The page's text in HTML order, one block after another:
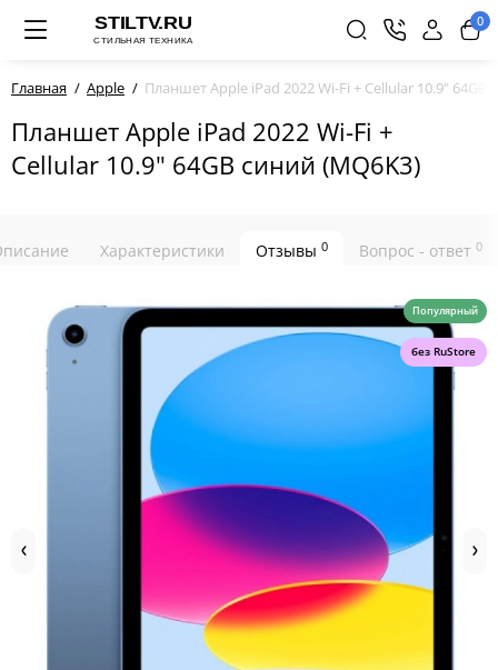
0
Главная Apple Планшет Apple iPad 2022 Wi-Fi + Cellular 10.9" 64GB
Планшет Apple iPad 2022 Wi-Fi +
Cellular 10.9" 64GB синий (MQ6K3)
Характеристики Отзывы 0 Вопрос - ответ 0
Популярный
без RuStore